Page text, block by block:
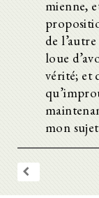
mienne,
de
loue
vérité; et
mon